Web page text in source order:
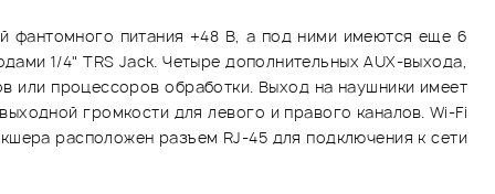
фантомного питания +48 В, а под ними имеются еще 6
1/4" TRS Jack. Четыре дополнительных AUX-выхода,
или процессоров обработки. Выход на наушники имеет
громкости для левого и правого каналов. Wi-Fi
расположен разъем RJ-45 для подключения к сети